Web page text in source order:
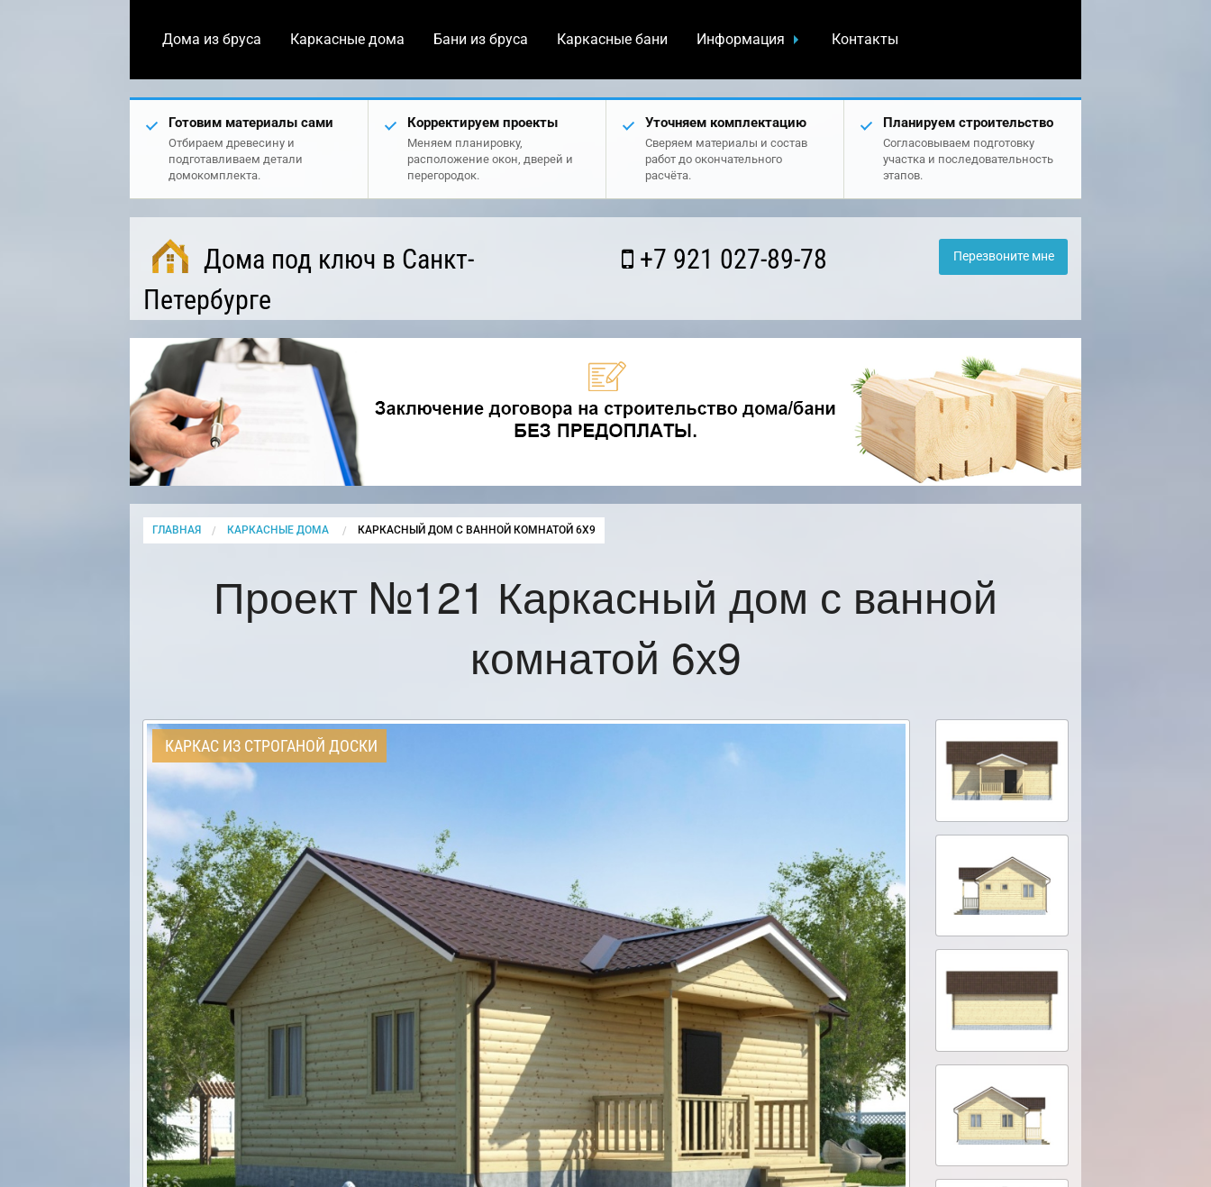
Дома из бруса Каркасные дома Бани из бруса Каркасные бани Информация Контакты
Готовим материалы сами
Отбираем древесину и
подготавливаем детали
домокомплекта.
Корректируем проекты
Меняем планировку,
расположение окон, дверей и
перегородок.
Уточняем комплектацию
Сверяем материалы и состав
работ до окончательного
расчёта.
Планируем строительство
Согласовываем подготовку
участка и последовательность
этапов.
Дома под ключ в Санкт-
Петербурге
+7 921 027-89-78 Перезвоните мне
ГЛАВНАЯ КАРКАСНЫЕ ДОМА CURRENT:
КАРКАСНЫЙ ДОМ С ВАННОЙ КОМНАТОЙ 6Х9
Проект №121 Каркасный дом с ванной
комнатой 6х9
КАРКАС ИЗ СТРОГАНОЙ ДОСКИ